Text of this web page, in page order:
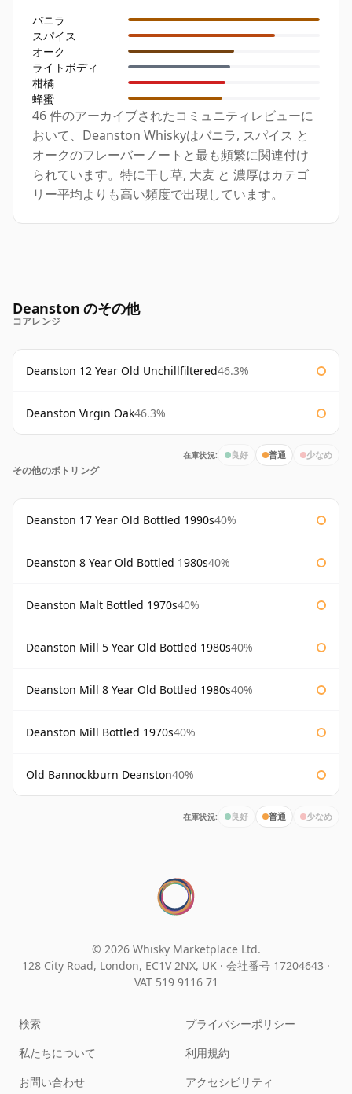
バニラ
スパイス
オーク
ライトボディ
柑橘
蜂蜜
46 件のアーカイブされたコミュニティレビューに
おいて、Deanston Whiskyはバニラ, スパイス と
オークのフレーバーノートと最も頻繁に関連付け
られています。特に干し草, 大麦 と 濃厚はカテゴ
リー平均よりも高い頻度で出現しています。
Deanston のその他
コアレンジ
Deanston 12 Year Old Unchillfiltered46.3%
Deanston Virgin Oak46.3%
在庫状況: 良好 普通 少なめ
その他のボトリング
Deanston 17 Year Old Bottled 1990s40%
Deanston 8 Year Old Bottled 1980s40%
Deanston Malt Bottled 1970s40%
Deanston Mill 5 Year Old Bottled 1980s40%
Deanston Mill 8 Year Old Bottled 1980s40%
Deanston Mill Bottled 1970s40%
Old Bannockburn Deanston40%
在庫状況: 良好 普通 少なめ
© 2026 Whisky Marketplace Ltd.
128 City Road, London, EC1V 2NX, UK · 会社番号 17204643 ·
VAT 519 9116 71
検索
私たちについて
お問い合わせ
プライバシーポリシー
利用規約
アクセシビリティ